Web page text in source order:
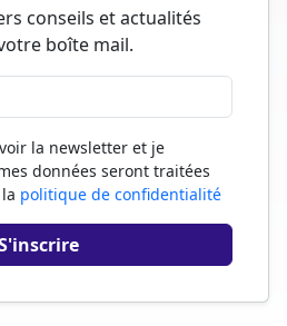
conseils et actualités
boîte mail.
la newsletter et je
données seront traitées
politique de confidentialité